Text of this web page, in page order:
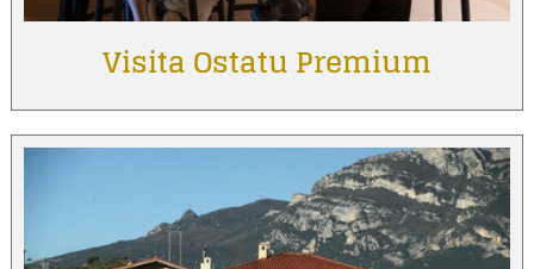
Visita Ostatu Premium